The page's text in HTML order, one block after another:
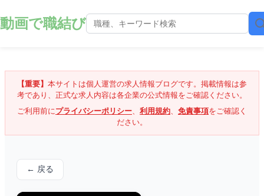
動画で職結び
【重要】 本サイトは個人運営の求人情報ブログです。掲載情報は参
考であり、正式な求人内容は各企業の公式情報をご確認ください。
ご利用前にプライバシーポリシー、 利用規約、 免責事項をご確認く
ださい。
← 戻る